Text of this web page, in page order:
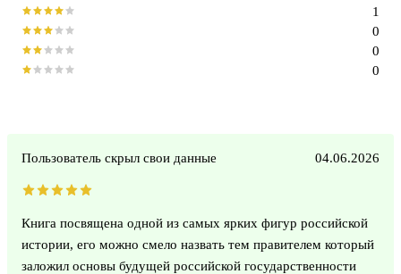
0
0
0
1
Пользователь скрыл свои данные 04.06.2026
Книга посвящена одной из самых ярких фигур российской
истории, его можно смело назвать тем правителем который
заложил основы будущей российской государственности